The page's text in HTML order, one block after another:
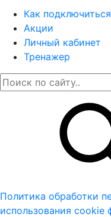
Как подключиться
Акции
Личный кабинет
Тренажер
Политика обработки
использования cookie